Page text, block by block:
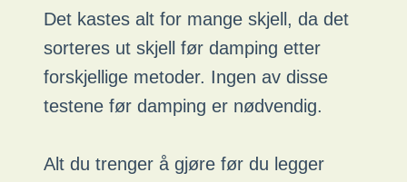
Det kastes alt for mange skjell, da det
sorteres ut skjell før damping etter
forskjellige metoder. Ingen av disse
testene før damping er nødvendig.
Alt du trenger å gjøre før du legger